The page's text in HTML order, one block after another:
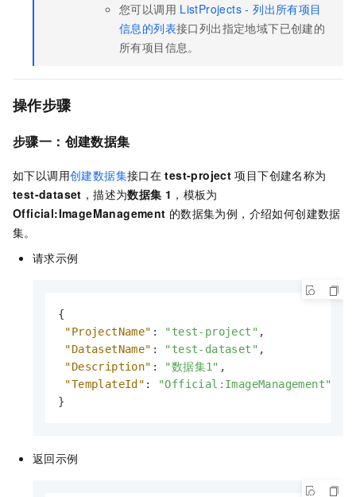
您可以调用 ListProjects - 列出所有项目
信息的列表接口列出指定地域下已创建的
所有项目信息。
操作步骤
步骤一：创建数据集
如下以调用创建数据集接口在 test-project 项目下创建名称为
test-dataset ，描述为数据集 1 ，模板为
Official:ImageManagement 的数据集为例，介绍如何创建数据
集。
请求示例
{
"ProjectName" : "test-project" ,
"DatasetName" : "test-dataset" ,
"Description" : "数据集1" ,
"TemplateId" :
"Official:ImageManagement"
}
返回示例